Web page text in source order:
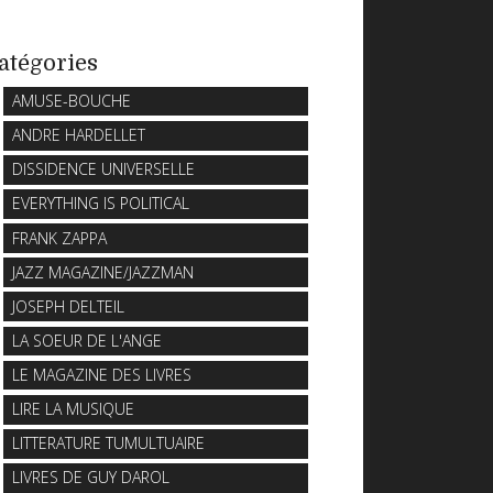
AMUSE-BOUCHE
ANDRE HARDELLET
DISSIDENCE UNIVERSELLE
EVERYTHING IS POLITICAL
FRANK ZAPPA
JAZZ MAGAZINE/JAZZMAN
JOSEPH DELTEIL
LA SOEUR DE L'ANGE
LE MAGAZINE DES LIVRES
LIRE LA MUSIQUE
LITTERATURE TUMULTUAIRE
LIVRES DE GUY DAROL